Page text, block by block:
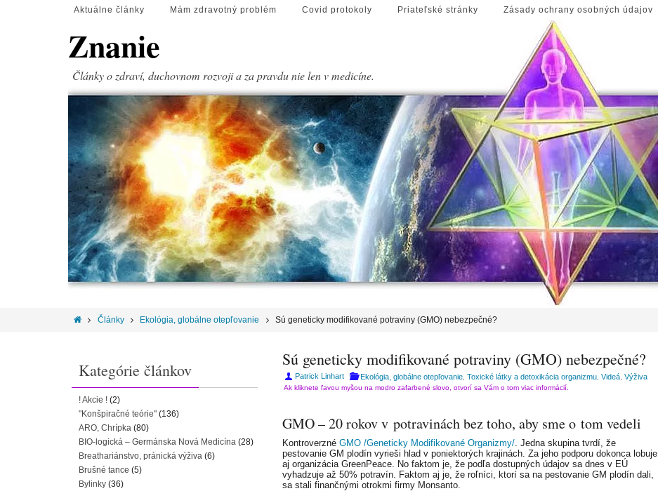
Aktuálne články Mám zdravotný problém Covid protokoly Priateľské stránky Zásady ochrany osobných údajov
Znanie
Články o zdraví, duchovnom rozvoji a za pravdu nie len v medicíne.
Články Ekológia, globálne otepľovanie Sú geneticky modifikované potraviny (GMO) nebezpečné?
Sú geneticky modifikované potraviny (GMO) nebezpečné?
Patrick Linhart Ekológia, globálne otepľovanie, Toxické látky a detoxikácia organizmu, Videá, Výživa
Ak kliknete ľavou myšou na modro zafarbené slovo, otvorí sa Vám o tom viac informácií.
GMO – 20 rokov v potravinách bez toho, aby sme o tom vedeli
Kontroverzné GMO /Geneticky Modifikované Organizmy/. Jedna skupina tvrdí, že
pestovanie GM plodín vyrieši hlad v poniektorých krajinách. Za jeho podporu dokonca lobuje
aj organizácia GreenPeace. No faktom je, že podľa dostupných údajov sa dnes v EÚ
vyhadzuje až 50% potravín. Faktom aj je, že roľníci, ktorí sa na pestovanie GM plodín dali,
sa stali finančnými otrokmi firmy Monsanto.
Kategórie článkov
! Akcie ! (2)
"Konšpiračné teórie" (136)
ARO, Chrípka (80)
BIO-logická – Germánska Nová Medicína (28)
Breathariánstvo, pránická výživa (6)
Brušné tance (5)
Bylinky (36)